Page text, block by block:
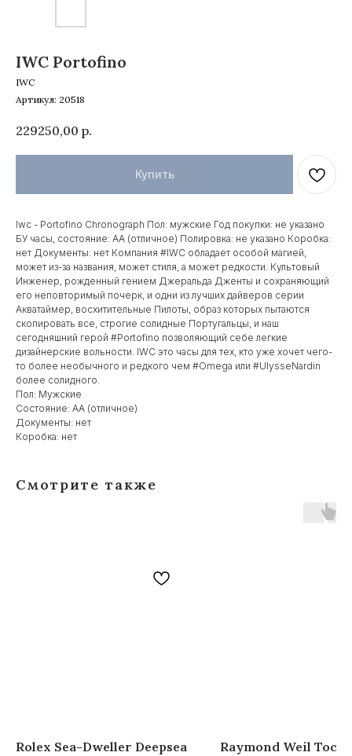
IWC Portofino
IWC
Артикул: 20518
229250,00 р.
Купить
Iwc - Portofino Chronograph Пол: мужские Год покупки: не указано
БУ часы, состояние: AA (отличное) Полировка: не указано Коробка:
нет Документы: нет Компания #IWC обладает особой магией,
может из-за названия, может стиля, а может редкости. Культовый
Инженер, рожденный гением Джеральда Дженты и сохраняющий
его неповторимый почерк, и одни из лучших дайверов серии
Акватаймер, восхитительные Пилоты, образ которых пытаются
скопировать все, строгие солидные Португальцы, и наш
сегодняшний герой #Portofino позволяющий себе легкие
дизайнерские вольности. IWC это часы для тех, кто уже хочет чего-
то более необычного и редкого чем #Omega или #UlysseNardin
более солидного.
Пол: Мужские
Состояние: AA (отличное)
Документы: нет
Коробка: нет
Смотрите также
Rolex Sea-Dweller Deepsea Raymond Weil
БРЕНДЫ КОТОРЫЕ